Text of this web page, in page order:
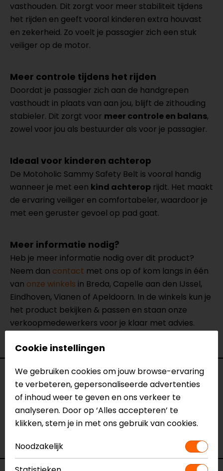
vasthouden. Dit zorgt voor meer stabiliteit tijdens
het rijden en geeft vooral kinderen extra houvast
en zekerheid. Zo voelt je passagier zich een stuk
veiliger op de motor.
Meer controle tijdens het rijden
Doordat je passagier zich aan de handgrepen
vasthoudt in plaats van aan jou, blijft de zithouding
stabieler. Dit zorgt voor meer controle en balans,
zowel voor jou als bestuurder als voor je passagier.
Ideaal voor kinderen achterop
De Motoholic Sammy Safety Belt is vooral handig
wanneer je met een kind achterop rijdt. Het maakt
de ervaring veiliger en comfortabeler, waardoor je
met een geruster gevoel op pad gaat.
Meer informatie nodig?
Heb je meer informatie nodig over dit product?
Neem dan contact met ons op of kom langs in één
van onze winkels in Breda, Capelle aan den IJssel,
Eindhoven, Vianen of Apeldoorn. In de winkels kun je
het product bekijken & passen en staan onze
verkoopmedewerkers voor je klaar met advies.
Specificaties
Naam
Sammy Safety Belt
Model
154413
Merk
Motoholic
Kleur
Zwart
Cookie instellingen
We gebruiken cookies om jouw browse-ervaring
te verbeteren, gepersonaliseerde advertenties
of inhoud weer te geven en ons verkeer te
analyseren. Door op ‘Alles accepteren’ te
klikken, stem je in met ons gebruik van cookies.
Noodzakelijk